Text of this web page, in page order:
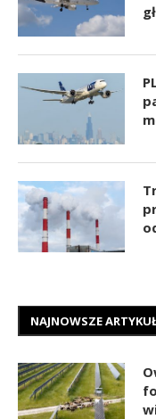
NAJNOWSZE